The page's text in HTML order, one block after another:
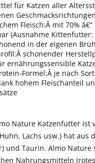
für Katzen aller
Fleisch:Â mit 70%
(Ausnahme Kittenfutter:
in der eigenen
schonender
ernährungssensible
Formel:Â je nach
hohem Fleischanteil
Nature Katzenfutter
Lachs usw.) hat
und Taurin. Almo
Nahrungsmitteln